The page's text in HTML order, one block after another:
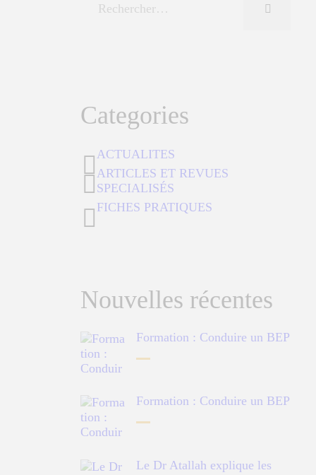
Categories
ACTUALITES
ARTICLES ET REVUES
SPECIALISÉS
FICHES PRATIQUES
Nouvelles récentes
Formation : Conduire un BEP
Formation : Conduire un BEP
Le Dr Atallah explique les